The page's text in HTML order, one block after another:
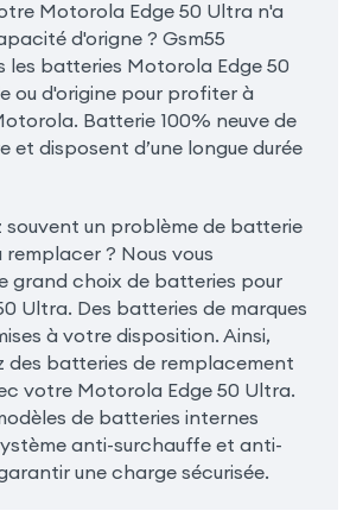
Motorola Edge 50 Ultra n'a
d'origne ? Gsm55
les batteries Motorola Edge 50
ou d'origine pour profiter à
Batterie 100% neuve de
et disposent d’une longue durée
souvent un problème de batterie
remplacer ? Nous vous
grand choix de batteries pour
Ultra. Des batteries de marques
à votre disposition. Ainsi,
des batteries de remplacement
votre Motorola Edge 50 Ultra.
de batteries internes
anti-surchauffe et anti-
une charge sécurisée.